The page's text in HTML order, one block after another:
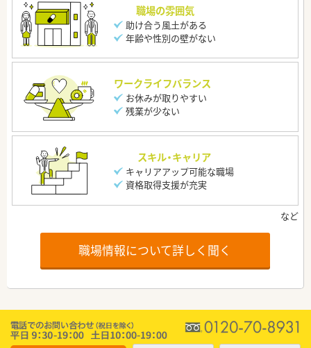
職場の雰囲気
助け合う風土がある
年齢や性別の壁がない
ワークライフバランス
お休みが取りやすい
残業が少ない
スキル・キャリア
キャリアアップ可能な職場
資格取得支援が充実
職場情報について詳しく聞く